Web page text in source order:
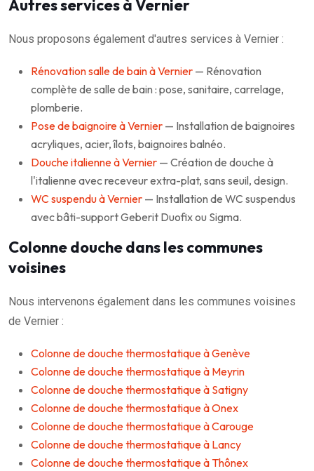
Autres services à Vernier
Nous proposons également d'autres services à Vernier :
Rénovation salle de bain à Vernier — Rénovation
complète de salle de bain : pose, sanitaire, carrelage,
plomberie.
Pose de baignoire à Vernier — Installation de baignoires
acryliques, acier, îlots, baignoires balnéo.
Douche italienne à Vernier — Création de douche à
l'italienne avec receveur extra-plat, sans seuil, design.
WC suspendu à Vernier — Installation de WC suspendus
avec bâti-support Geberit Duofix ou Sigma.
Colonne douche dans les communes
voisines
Nous intervenons également dans les communes voisines
de Vernier :
Colonne de douche thermostatique à Genève
Colonne de douche thermostatique à Meyrin
Colonne de douche thermostatique à Satigny
Colonne de douche thermostatique à Onex
Colonne de douche thermostatique à Carouge
Colonne de douche thermostatique à Lancy
Colonne de douche thermostatique à Thônex